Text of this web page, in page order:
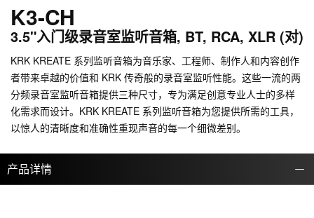
K3-CH
3.5"入门级录音室监听音箱, BT, RCA, XLR (对)
KRK KREATE 系列监听音箱为音乐家、工程师、制作人和内容创作
者带来卓越的价值和 KRK 传奇般的录音室监听性能。这些一流的两
分频录音室监听音箱提供三种尺寸，专为满足创意专业人士的多样
化需求而设计。KRK KREATE 系列监听音箱为您提供所需的工具，
以惊人的清晰度和准确性重现声音的每一个细微差别。
产品详情